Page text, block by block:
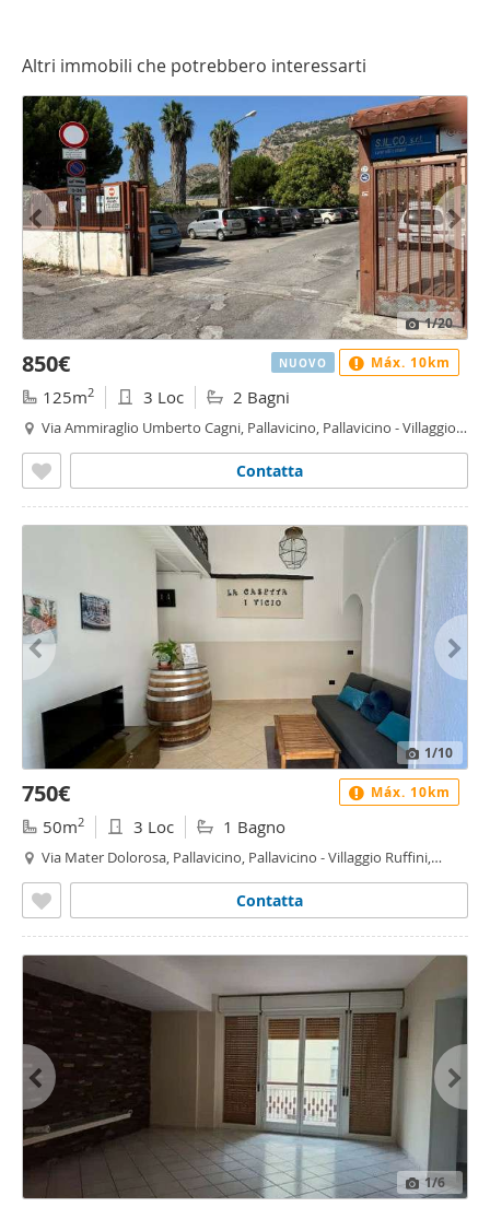
Altri immobili che potrebbero interessarti
1/20
850€
125m2 3 Loc 2 Bagni
Via Ammiraglio Umberto Cagni, Pallavicino, Pallavicino - Villaggio
Contatta
NUOVO Máx. 10km
1/10
750€
50m2 3 Loc 1 Bagno
Via Mater Dolorosa, Pallavicino, Pallavicino - Villaggio Ruffini,
Contatta
Máx. 10km
1/6